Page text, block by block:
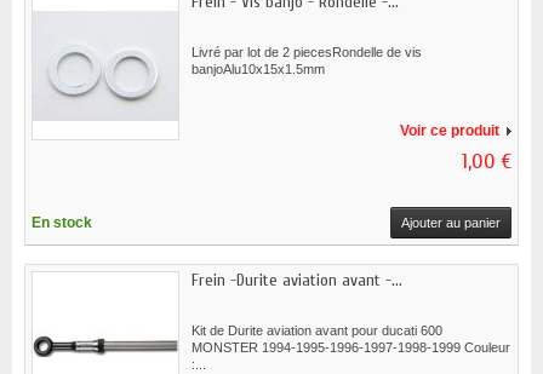
Livré par lot de 2 piecesRondelle de vis
banjoAlu10x15x1.5mm
Voir ce produit
1,00 €
En stock Ajouter au panier
Frein -Durite aviation avant -...
Kit de Durite aviation avant pour ducati 600
MONSTER 1994-1995-1996-1997-1998-1999 Couleur
:...